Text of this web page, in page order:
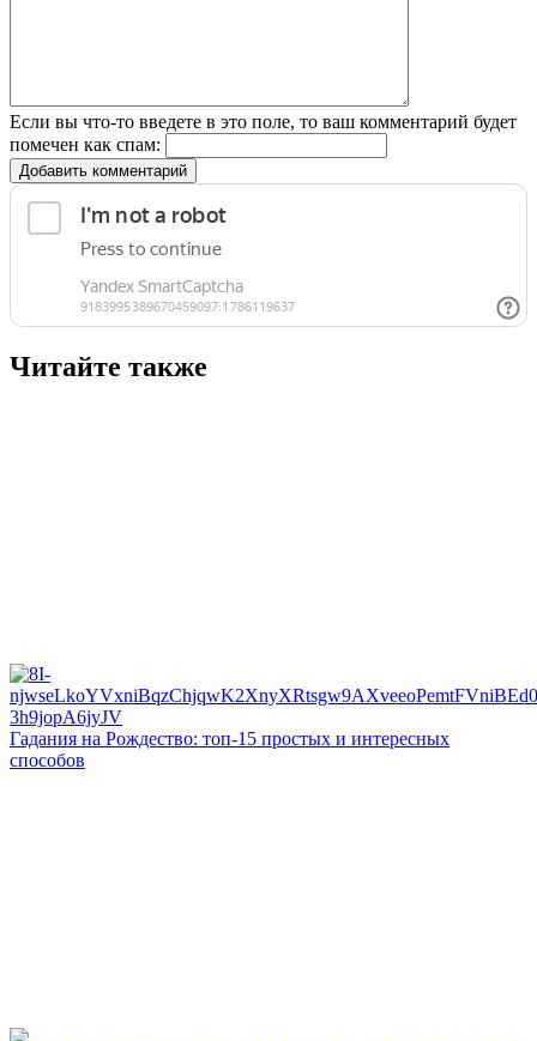
Если вы что-то введете в это поле, то ваш комментарий будет
помечен как спам:
Добавить комментарий
Читайте также
Гадания на Рождество: топ-15 простых и интересных
способов